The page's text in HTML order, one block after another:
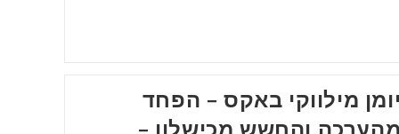
מילווקי באקס – הפחד
והחשש מכישלון –